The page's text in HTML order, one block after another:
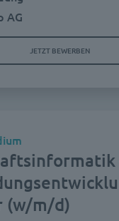
AG
JETZT BEWERBEN
(w/m/d)